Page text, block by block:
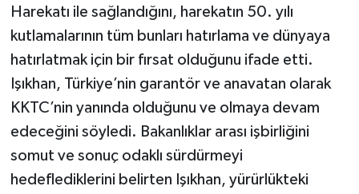
Harekatı ile sağlandığını, harekatın 50. yılı
kutlamalarının tüm bunları hatırlama ve dünyaya
hatırlatmak için bir fırsat olduğunu ifade etti.
Işıkhan, Türkiye’nin garantör ve anavatan olarak
KKTC’nin yanında olduğunu ve olmaya devam
edeceğini söyledi. Bakanlıklar arası işbirliğini
somut ve sonuç odaklı sürdürmeyi
hedeflediklerini belirten Işıkhan, yürürlükteki